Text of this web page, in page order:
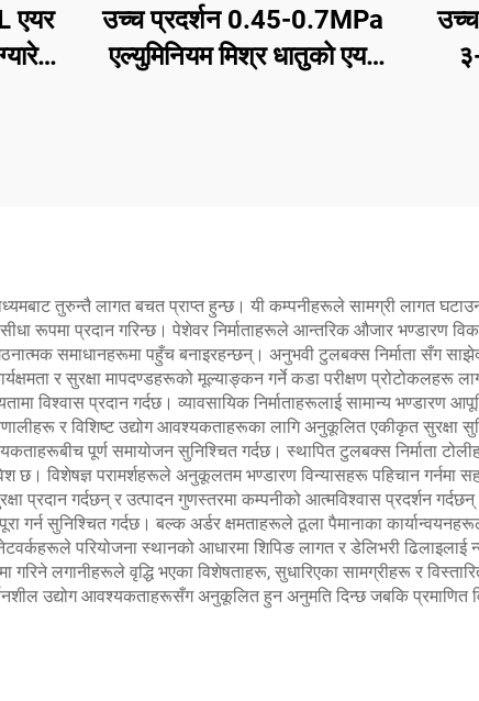
एयर
उच्च प्रदर्शन 0.45-0.7MPa
एल्युमिनियम मिश्र धातुको एयर
तुरुन्तै लागत बचत प्राप्त हुन्छ। यी कम्पनीहरूले सामग्री लागत
रूपमा प्रदान गरिन्छ। पेशेवर निर्माताहरूले आन्तरिक औजार भण्डारण
समाधानहरूमा पहुँच बनाइरहन्छन्। अनुभवी टुलबक्स निर्माता सँग
र सुरक्षा मापदण्डहरूको मूल्याङ्कन गर्ने कडा परीक्षण प्रोटोकलहरू
विश्वास प्रदान गर्दछ। व्यावसायिक निर्माताहरूलाई सामान्य भण्डारण
र विशिष्ट उद्योग आवश्यकताहरूका लागि अनुकूलित एकीकृत सुरक्षा
पूर्ण समायोजन सुनिश्चित गर्दछ। स्थापित टुलबक्स निर्माता
छ। विशेषज्ञ परामर्शहरूले अनुकूलतम भण्डारण विन्यासहरू पहिचान गर्नमा
प्रदान गर्दछन् र उत्पादन गुणस्तरमा कम्पनीको आत्मविश्वास प्रदर्शन गर्दछन्।
गर्न सुनिश्चित गर्दछ। बल्क अर्डर क्षमताहरूले ठूला पैमानाका
परियोजना स्थानको आधारमा शिपिङ लागत र डेलिभरी
गरिने लगानीहरूले वृद्धि भएका विशेषताहरू, सुधारिएका सामग्रीहरू र
उद्योग आवश्यकताहरूसँग अनुकूलित हुन अनुमति दिन्छ जबकि प्रमाणित